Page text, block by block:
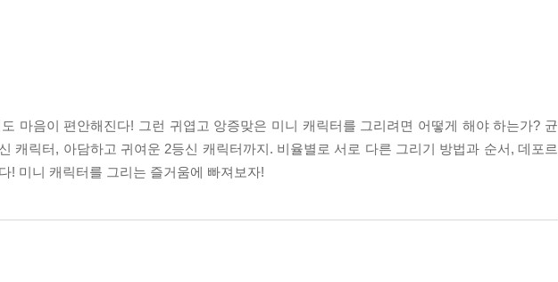
마음이 편안해진다! 그런 귀엽고 앙증맞은 미니 캐릭터를 그리려면 어떻게 해야 하는가? 균
캐릭터, 아담하고 귀여운 2등신 캐릭터까지. 비율별로 서로 다른 그리기 방법과 순서, 데포르
! 미니 캐릭터를 그리는 즐거움에 빠져보자!